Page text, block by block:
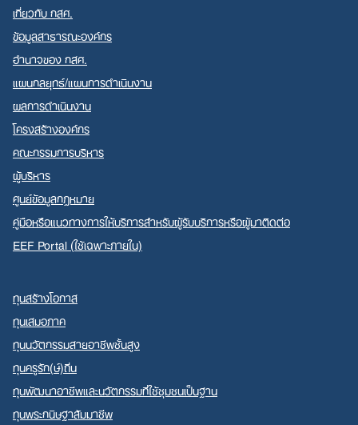
เกี่ยวกับ กสศ.
ข้อมูลสาธารณะองค์กร
อำนาจของ กสศ.
แผนกลยุทธ์/แผนการดำเนินงาน
ผลการดำเนินงาน
โครงสร้างองค์กร
คณะกรรมการบริหาร
ผู้บริหาร
ศูนย์ข้อมูลกฎหมาย
คู่มือหรือแนวทางการให้บริการสำหรับผู้รับบริการหรือผู้มาติดต่อ
EEF Portal (ใช้เฉพาะภายใน)
ทุนสร้างโอกาส
ทุนเสมอภาค
ทุนนวัตกรรมสายอาชีพชั้นสูง
ทุนครูรัก(ษ์)ถิ่น
ทุนพัฒนาอาชีพและนวัตกรรมที่ใช้ชุมชนเป็นฐาน
ทุนพระกนิษฐาสัมมาชีพ